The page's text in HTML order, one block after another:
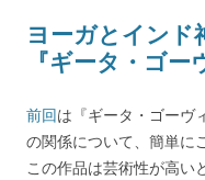
ヨーガとインド
『ギータ・ゴ
前回は『ギータ・ゴーヴ
の関係について、簡単に
この作品は芸術性が高い